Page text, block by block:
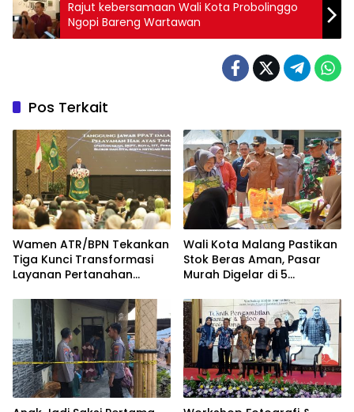
Rajut kebersamaan Wali Kota Probolinggo
Ngopi Bareng Wartawan
Pos Terkait
Wamen ATR/BPN Tekankan
Tiga Kunci Transformasi
Layanan Pertanahan
IPPAT
Wali Kota Malang Pastikan
Stok Beras Aman, Pasar
Murah Digelar di 5